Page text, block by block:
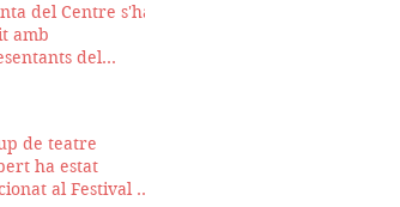
del Centre s'ha
amb
del
seu
de teatre
ha estat
al Festival de